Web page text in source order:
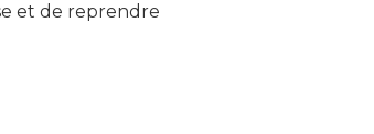
et de reprendre